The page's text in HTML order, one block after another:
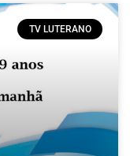
TV LUTERANO